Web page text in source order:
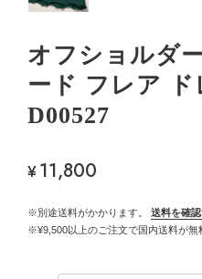
オフショルダ
ード フレア
D00527
¥11,800
※別途送料がかかります。
送料を確
※¥9,500以上のご注文で国内送料が無